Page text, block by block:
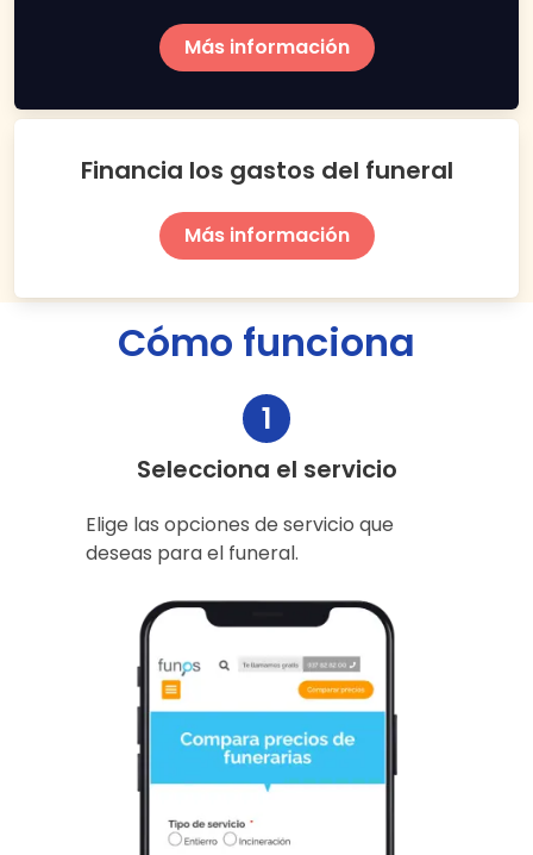
Más información
Financia los gastos del funeral
Más información
Cómo funciona
1
Selecciona el servicio
Elige las opciones de servicio que
deseas para el funeral.